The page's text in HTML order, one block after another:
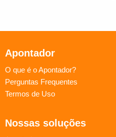
Apontador
O que é o Apontador?
Perguntas Frequentes
Termos de Uso
Nossas soluções